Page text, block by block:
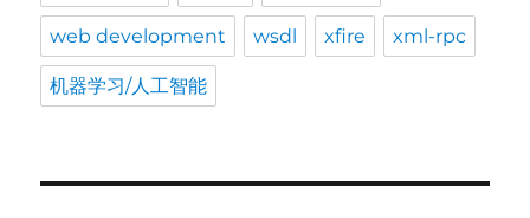
web development wsdl xfire xml-rpc
机器学习/人工智能